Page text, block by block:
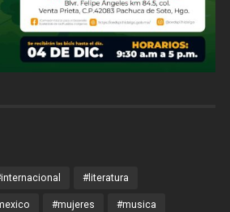
#literatura
#mujeres #musica